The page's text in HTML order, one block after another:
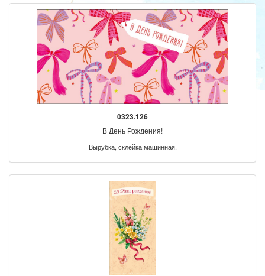
0323.126
В День Рождения!
Вырубка, склейка машинная.